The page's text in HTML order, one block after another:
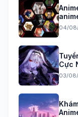
04/
Cực
03/